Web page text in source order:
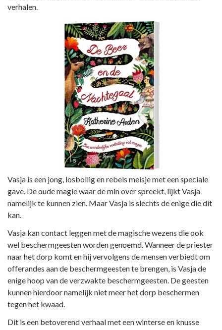
verhalen.
Vasja is een jong, losbollig en rebels meisje met een speciale
gave. De oude magie waar de min over spreekt, lijkt Vasja
namelijk te kunnen zien. Maar Vasja is slechts de enige die dit
kan.
Vasja kan contact leggen met de magische wezens die ook
wel beschermgeesten worden genoemd. Wanneer de priester
naar het dorp komt en hij vervolgens de mensen verbiedt om
offerandes aan de beschermgeesten te brengen, is Vasja de
enige hoop van de verzwakte beschermgeesten. De geesten
kunnen hierdoor namelijk niet meer het dorp beschermen
tegen het kwaad.
Dit is een betoverend verhaal met een winterse en knusse